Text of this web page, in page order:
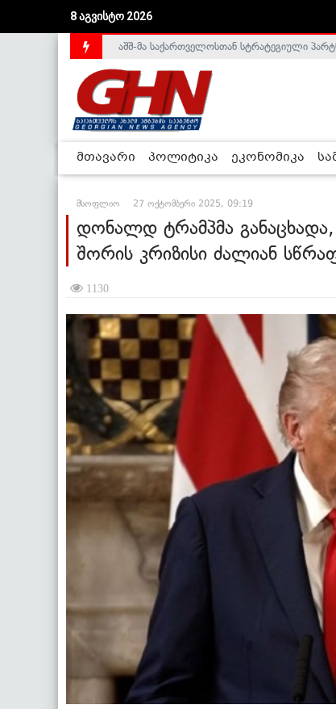
8 აგვისტო 2026
საქართველოს დე-ფაქტო მთავრობა
აშშ-მა საქართველოსთან სტრატეგიული
მთავარი პოლიტიკა ეკონომიკა
მსოფლიო 27 ოქტომბერი 2025, 09:19
დონალდ ტრამპმა
შორის კრიზისი ძალიან
1130